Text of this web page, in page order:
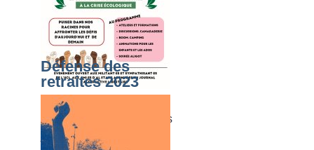
Du dimanche 02 août au
vendredi 07 août 2026, les
journées d’été de l’UCL
Défense des
retraites 2023